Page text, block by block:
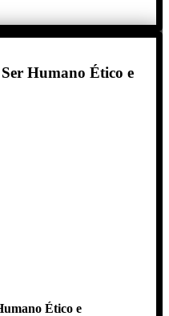
Humano Ético e
Ético e